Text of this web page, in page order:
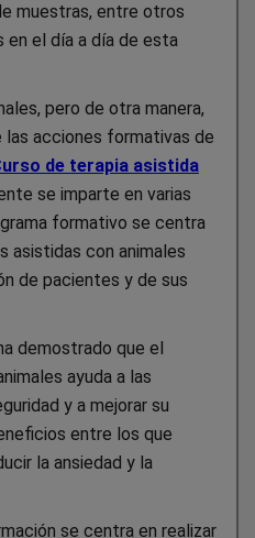
muestras, entre otros
el día a día de esta
pero de otra manera,
acciones formativas de
de terapia asistida
se imparte en varias
formativo se centra
asistidas con animales
de pacientes y de sus
demostrado que el
ayuda a las
y a mejorar su
entre los que
la ansiedad y la
se centra en realizar